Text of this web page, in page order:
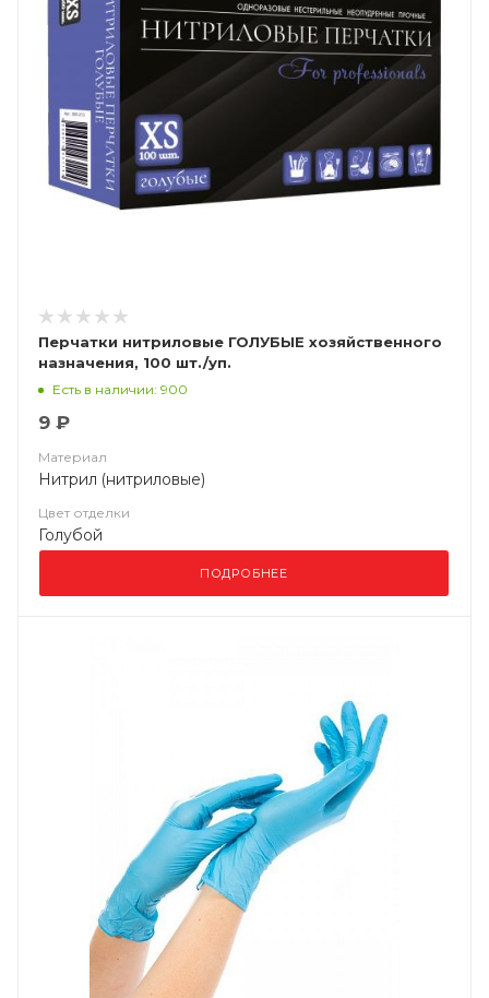
Перчатки нитриловые ГОЛУБЫЕ хозяйственного
назначения, 100 шт./уп.
Есть в наличии: 900
9 ₽
Материал
Нитрил (нитриловые)
Цвет отделки
Голубой
ПОДРОБНЕЕ